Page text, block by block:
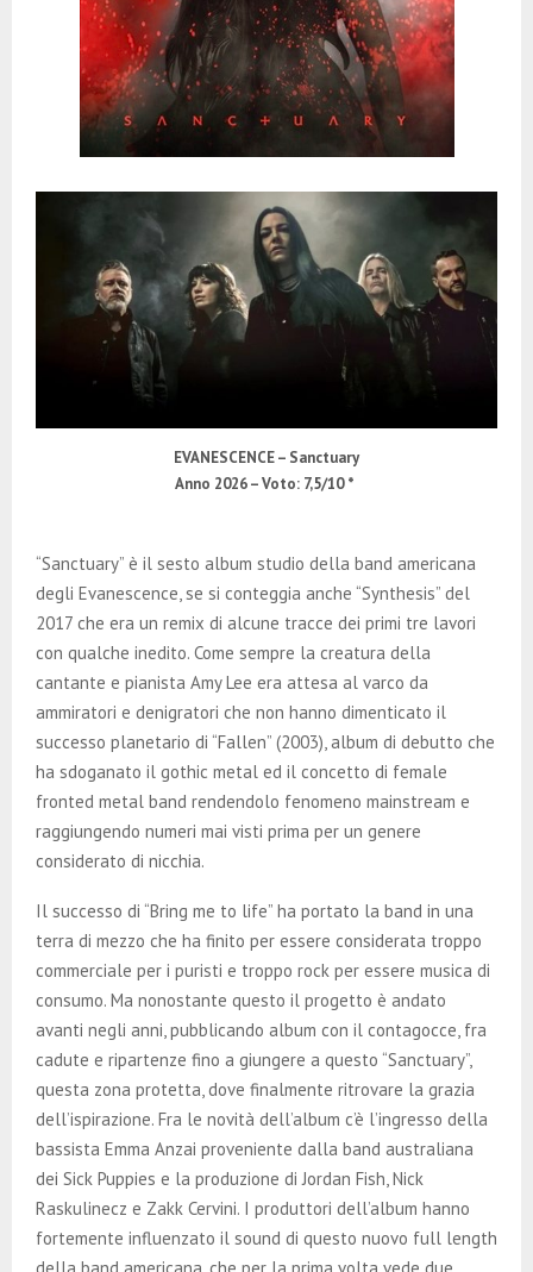
EVANESCENCE – Sanctuary
Anno 2026 – Voto: 7,5/10 *
“Sanctuary” è il sesto album studio della band americana
degli Evanescence, se si conteggia anche “Synthesis” del
2017 che era un remix di alcune tracce dei primi tre lavori
con qualche inedito. Come sempre la creatura della
cantante e pianista Amy Lee era attesa al varco da
ammiratori e denigratori che non hanno dimenticato il
successo planetario di “Fallen” (2003), album di debutto che
ha sdoganato il gothic metal ed il concetto di female
fronted metal band rendendolo fenomeno mainstream e
raggiungendo numeri mai visti prima per un genere
considerato di nicchia.
Il successo di “Bring me to life” ha portato la band in una
terra di mezzo che ha finito per essere considerata troppo
commerciale per i puristi e troppo rock per essere musica di
consumo. Ma nonostante questo il progetto è andato
avanti negli anni, pubblicando album con il contagocce, fra
cadute e ripartenze fino a giungere a questo “Sanctuary”,
questa zona protetta, dove finalmente ritrovare la grazia
dell’ispirazione. Fra le novità dell’album c’è l’ingresso della
bassista Emma Anzai proveniente dalla band australiana
dei Sick Puppies e la produzione di Jordan Fish, Nick
Raskulinecz e Zakk Cervini. I produttori dell’album hanno
fortemente influenzato il sound di questo nuovo full length